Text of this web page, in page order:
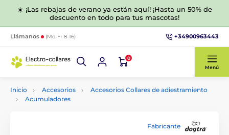
☀️ ¡Las rebajas de verano ya están aquí! ¡Hasta un 50% de
descuento en todo para tus mascotas!
Llámanos (Mo-Fr 8-16) +34900963443
0
Menú
Inicio Accesorios
Accesorios Collares de adiestramiento
Acumuladores
Fabricante